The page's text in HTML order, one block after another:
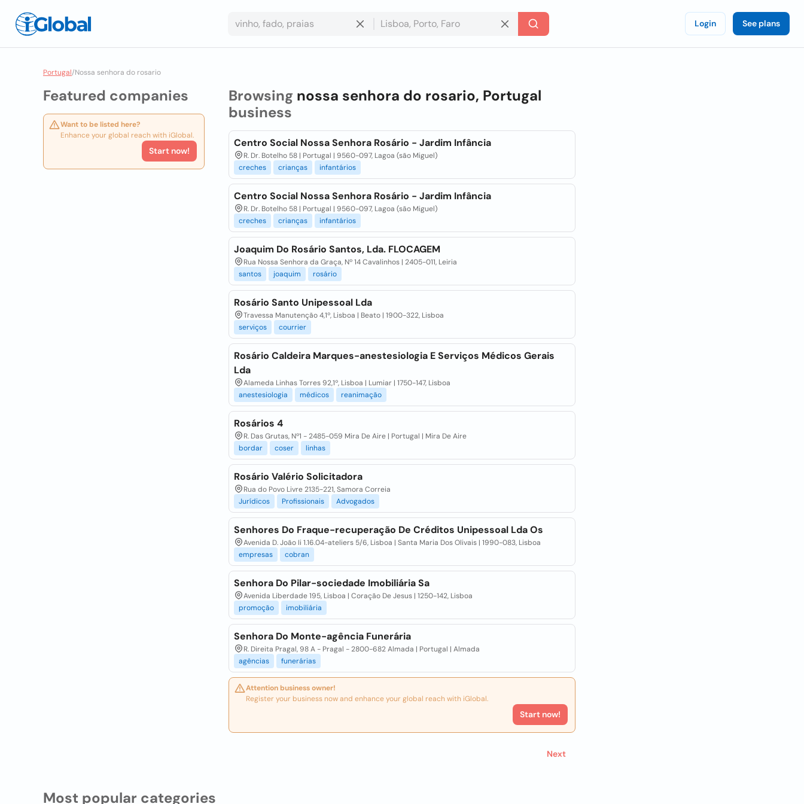
Login See plans
Portugal/Nossa senhora do rosario
Featured companies
Want to be listed here?
Enhance your global reach with iGlobal.
Start now!
Browsing nossa senhora do rosario, Portugal
business
Centro Social Nossa Senhora Rosário - Jardim Infância
R. Dr. Botelho 58 | Portugal | 9560-097, Lagoa (são Miguel)
creches
crianças infantários
Centro Social Nossa Senhora Rosário - Jardim Infância
R. Dr. Botelho 58 | Portugal | 9560-097, Lagoa (são Miguel)
creches
crianças infantários
Joaquim Do Rosário Santos, Lda. FLOCAGEM
Rua Nossa Senhora da Graça, Nº 14 Cavalinhos | 2405-011, Leiria
santos
joaquim rosário
Rosário Santo Unipessoal Lda
Travessa Manutenção 4,1º, Lisboa | Beato | 1900-322, Lisboa
serviços
courrier
Rosário Caldeira Marques-anestesiologia E Serviços Médicos Gerais
Lda
Alameda Linhas Torres 92,1º, Lisboa | Lumiar | 1750-147, Lisboa
anestesiologia
médicos reanimação
Rosários 4
R. Das Grutas, Nº1 - 2485-059 Mira De Aire | Portugal | Mira De Aire
bordar
coser linhas
Rosário Valério Solicitadora
Rua do Povo Livre 2135-221, Samora Correia
Jurídicos
Profissionais Advogados
Senhores Do Fraque-recuperação De Créditos Unipessoal Lda Os
Avenida D. João Ii 1.16.04-ateliers 5/6, Lisboa | Santa Maria Dos Olivais | 1990-083, Lisboa
empresas
cobran
Senhora Do Pilar-sociedade Imobiliária Sa
Avenida Liberdade 195, Lisboa | Coração De Jesus | 1250-142, Lisboa
promoção
imobiliária
Senhora Do Monte-agência Funerária
R. Direita Pragal, 98 A - Pragal - 2800-682 Almada | Portugal | Almada
agências
funerárias
Attention business owner!
Register your business now and enhance your global reach with iGlobal.
Start now!
Next
Most popular categories